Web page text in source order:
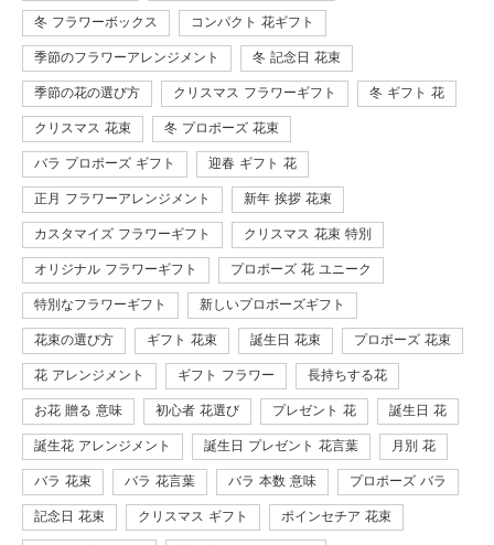
冬 フラワーボックス コンパクト 花ギフト
季節のフラワーアレンジメント 冬 記念日 花束
季節の花の選び方 クリスマス フラワーギフト 冬 ギフト 花
クリスマス 花束 冬 プロポーズ 花束
バラ プロポーズ ギフト 迎春 ギフト 花
正月 フラワーアレンジメント 新年 挨拶 花束
カスタマイズ フラワーギフト クリスマス 花束 特別
オリジナル フラワーギフト プロポーズ 花 ユニーク
特別なフラワーギフト 新しいプロポーズギフト
花束の選び方 ギフト 花束 誕生日 花束 プロポーズ 花束
花 アレンジメント ギフト フラワー 長持ちする花
お花 贈る 意味 初心者 花選び プレゼント 花 誕生日 花
誕生花 アレンジメント 誕生日 プレゼント 花言葉 月別 花
バラ 花束 バラ 花言葉 バラ 本数 意味 プロポーズ バラ
記念日 花束 クリスマス ギフト ポインセチア 花束